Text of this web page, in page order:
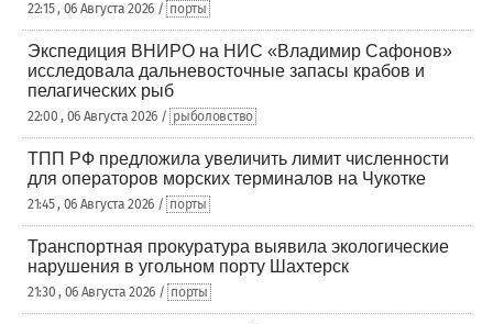
22:15 , 06 Августа 2026 / порты
Экспедиция ВНИРО на НИС «Владимир Сафонов»
исследовала дальневосточные запасы крабов и
пелагических рыб
22:00 , 06 Августа 2026 / рыболовство
ТПП РФ предложила увеличить лимит численности
для операторов морских терминалов на Чукотке
21:45 , 06 Августа 2026 / порты
Транспортная прокуратура выявила экологические
нарушения в угольном порту Шахтерск
21:30 , 06 Августа 2026 / порты